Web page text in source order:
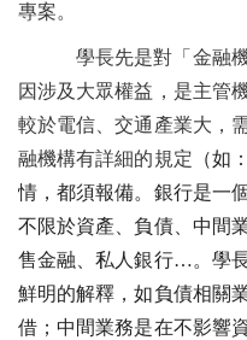
專案。
學長先是對「金融
因涉及大眾權益，是主管
較於電信、交通產業大，
融機構有詳細的規定 （如：
情，都須報備。銀行是一
不限於資產、負債、中間
售金融、私人銀行…。學
鮮明的解釋，如負債相關
借；中間業務是在不影響